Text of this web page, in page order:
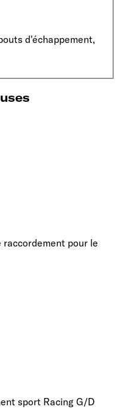
d'échappement,
raccordement pour le
sport Racing G/D